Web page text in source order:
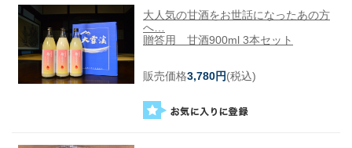
大人気の甘酒をお世話になったあの方
へ…
贈答用 甘酒900ml 3本セット
販売価格3,780円(税込)